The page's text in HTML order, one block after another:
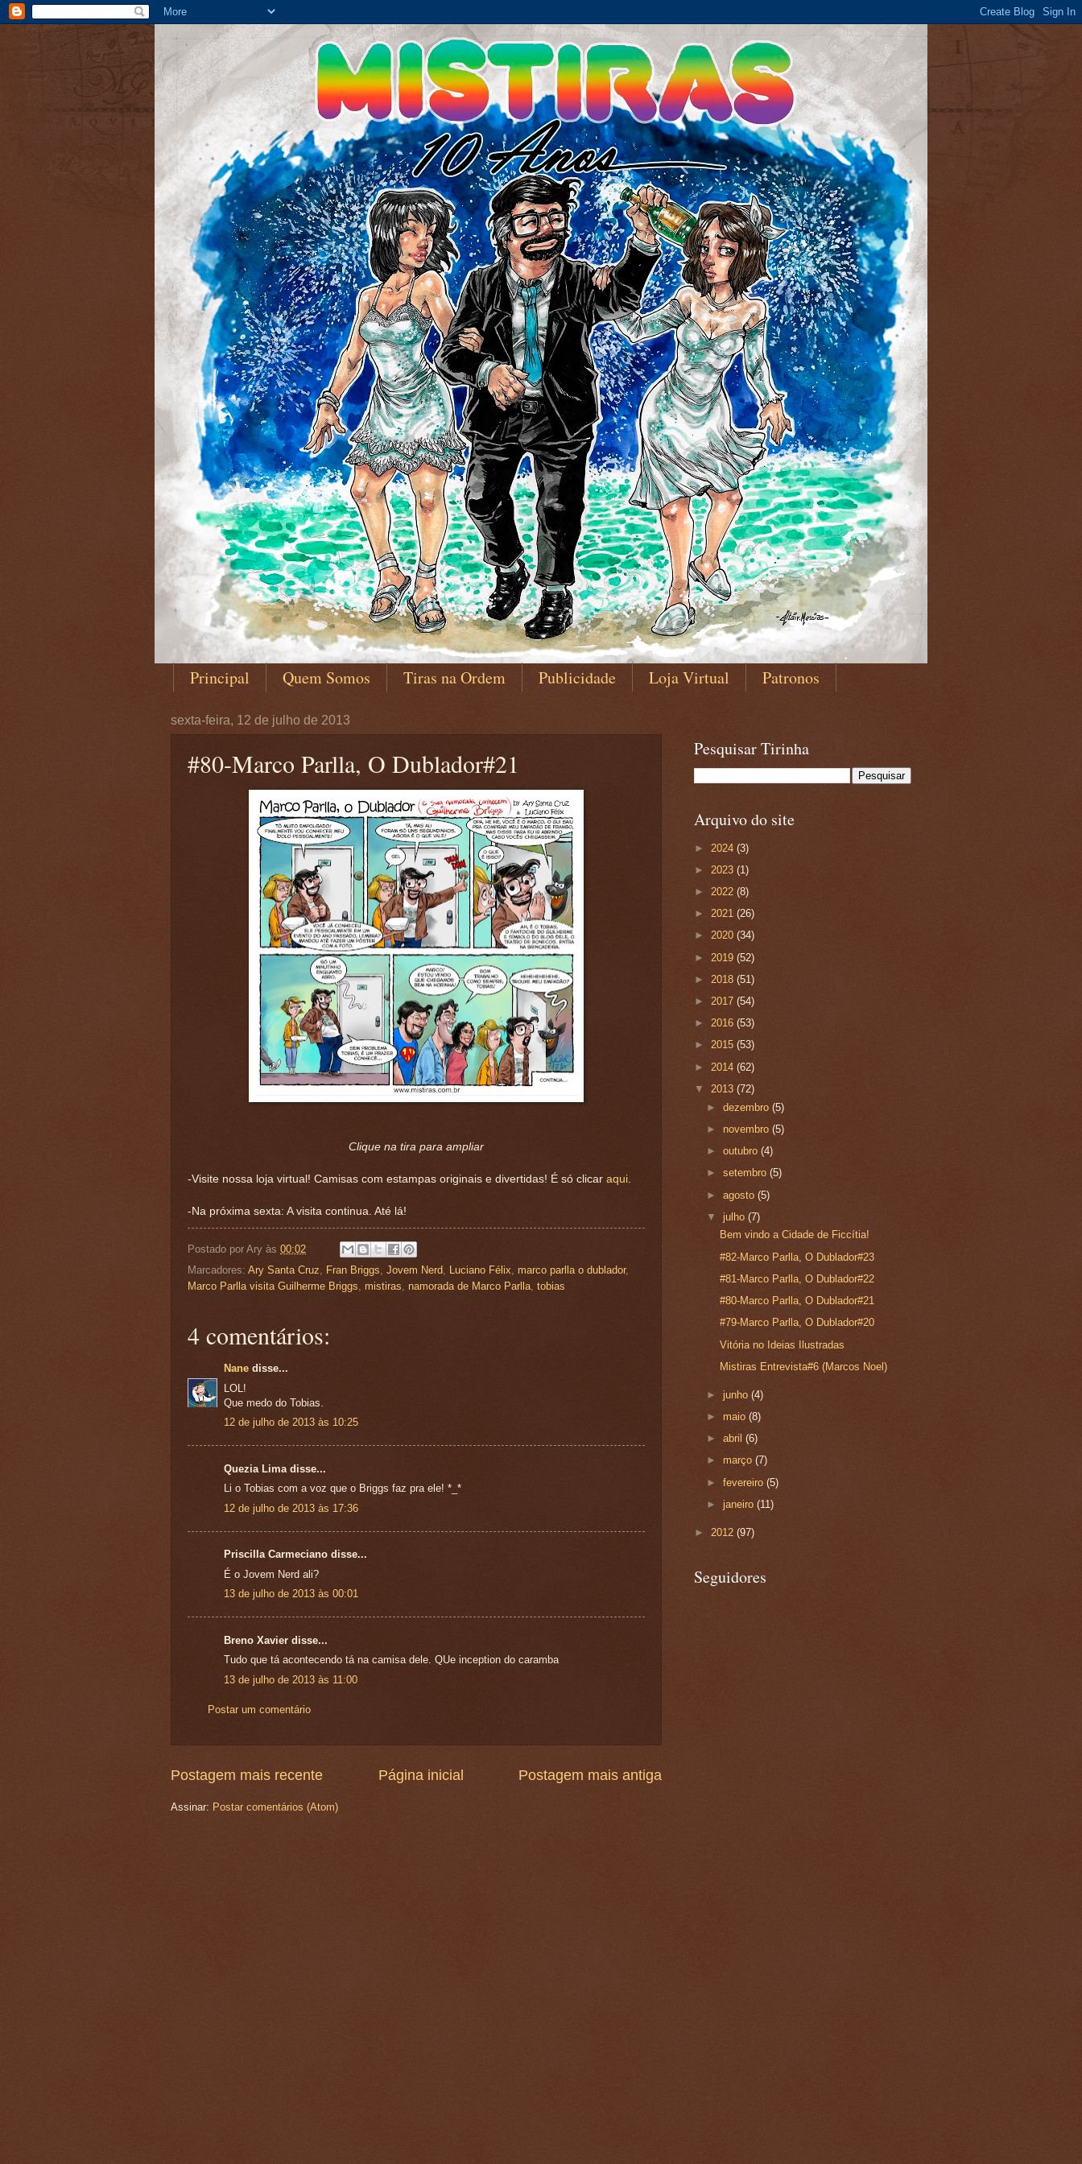
Principal Quem Somos Tiras na Ordem Publicidade Loja Virtual Patronos
sexta-feira, 12 de julho de 2013
#80-Marco Parlla, O Dublador#21
Clique na tira para ampliar
-Visite nossa loja virtual! Camisas com estampas originais e divertidas! É só clicar aqui
-Na próxima sexta: A visita continua. Até lá!
Postado por Ary às 00:02
Marcadores: Ary Santa Cruz, Fran Briggs, Jovem Nerd, Luciano Félix, marco parlla o dublador,
Marco Parlla visita Guilherme Briggs, mistiras, namorada de Marco Parlla, tobias
4 comentários:
Nane disse...
LOL!
Que medo do Tobias.
12 de julho de 2013 às 10:25
Quezia Lima disse...
Li o Tobias com a voz que o Briggs faz pra ele! *_*
12 de julho de 2013 às 17:36
Priscilla Carmeciano disse...
É o Jovem Nerd ali?
13 de julho de 2013 às 00:01
Breno Xavier disse...
Tudo que tá acontecendo tá na camisa dele. QUe inception do caramba
13 de julho de 2013 às 11:00
Postar um comentário
Postagem mais recente Postagem mais antiga
Página inicial
Assinar: Postar comentários (Atom)
Pesquisar Tirinha
Arquivo do site
► 2024 (3)
► 2023 (1)
► 2022 (8)
► 2021 (26)
► 2020 (34)
► 2019 (52)
► 2018 (51)
► 2017 (54)
► 2016 (53)
► 2015 (53)
► 2014 (62)
▼ 2013 (72)
►dezembro(5)
► novembro(5)
►outubro(4)
►setembro(5)
►agosto(5)
▼ julho(7)
Bem vindo a Cidade de Ficcítia!
#82-Marco Parlla, O Dublador#23
#81-Marco Parlla, O Dublador#22
#80-Marco Parlla, O Dublador#21
#79-Marco Parlla, O Dublador#20
Vitória no Ideias Ilustradas
Mistiras Entrevista#6 (Marcos Noel)
►junho(4)
► maio(8)
►abril(6)
► março(7)
►fevereiro(5)
► janeiro(11)
► 2012 (97)
Seguidores